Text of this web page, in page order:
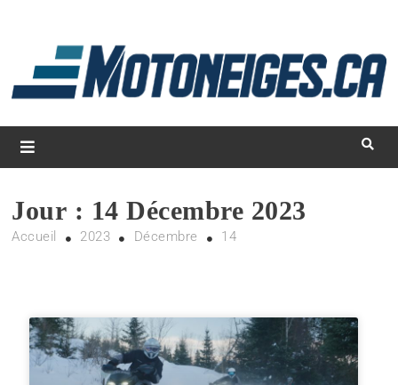
Magazine Motoneiges.ca
Jour : 14 Décembre 2023
Accueil 2023 Décembre 14